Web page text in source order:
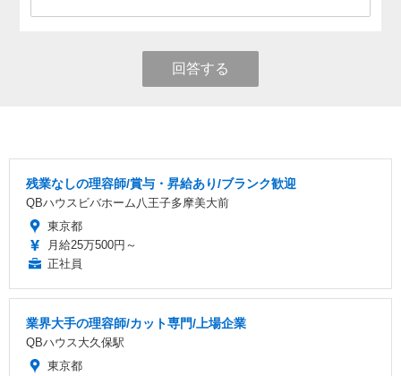
回答する
残業なしの理容師/賞与・昇給あり/ブランク歓迎
QBハウスビバホーム八王子多摩美大前
東京都
月給25万500円～
正社員
業界大手の理容師/カット専門/上場企業
QBハウス大久保駅
東京都